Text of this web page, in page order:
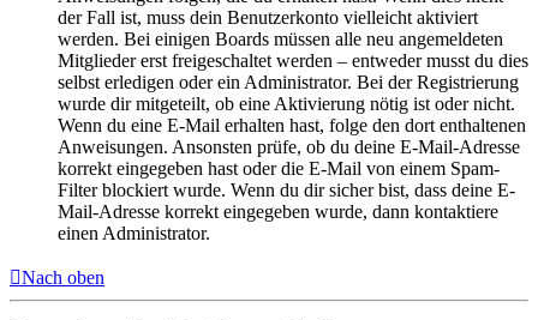
der Fall ist, muss dein Benutzerkonto vielleicht aktiviert
werden. Bei einigen Boards müssen alle neu angemeldeten
Mitglieder erst freigeschaltet werden – entweder musst du dies
selbst erledigen oder ein Administrator. Bei der Registrierung
wurde dir mitgeteilt, ob eine Aktivierung nötig ist oder nicht.
Wenn du eine E-Mail erhalten hast, folge den dort enthaltenen
Anweisungen. Ansonsten prüfe, ob du deine E-Mail-Adresse
korrekt eingegeben hast oder die E-Mail von einem Spam-
Filter blockiert wurde. Wenn du dir sicher bist, dass deine E-
Mail-Adresse korrekt eingegeben wurde, dann kontaktiere
einen Administrator.
Nach oben